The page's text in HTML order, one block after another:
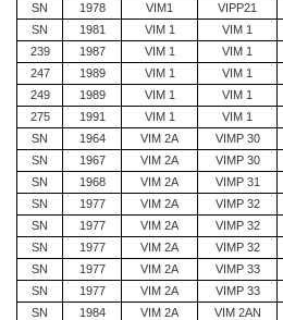
SN
1978 VIM1 VIPP21
SN
1981 VIM 1 VIM 1
239
1987 VIM 1 VIM 1
247
1989 VIM 1 VIM 1
249
1989 VIM 1 VIM 1
275
1991 VIM 1 VIM 1
SN
1964 VIM 2A VIMP 30
SN
1967 VIM 2A VIMP 30
SN
1968 VIM 2A VIMP 31
SN
1977 VIM 2A VIMP 32
SN
1977 VIM 2A VIMP 32
SN
1977 VIM 2A VIMP 32
SN
1977 VIM 2A VIMP 33
SN
1977 VIM 2A VIMP 33
SN
1984 VIM 2A VIM 2AN